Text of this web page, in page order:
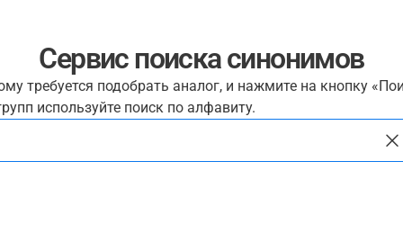
Сервис поиска синонимов
требуется подобрать аналог, и нажмите на кнопку
используйте поиск по алфавиту.